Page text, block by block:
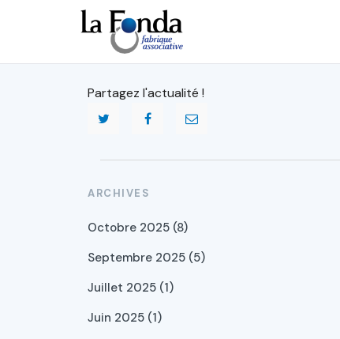
principal
Partagez l'actualité !
ARCHIVES
Octobre 2025 (8)
Septembre 2025 (5)
Juillet 2025 (1)
Juin 2025 (1)